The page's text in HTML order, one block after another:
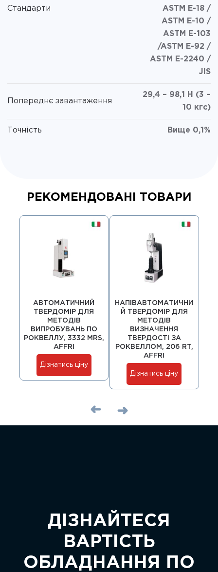
Стандарти
ASTM E-18 /
ASTM E-10 /
ASTM E-103
/ASTM E-92 /
ASTM E-2240 /
JIS
Попереднє завантаження
29,4 – 98,1 Н (3 –
10 кгс)
Точність Вище 0,1%
РЕКОМЕНДОВАНІ ТОВАРИ
АВТОМАТИЧНИЙ
ТВЕРДОМІР ДЛЯ
МЕТОДІВ
ВИПРОБУВАНЬ ПО
РОКВЕЛЛУ, 3332 MRS,
AFFRI
Дізнатись ціну
НАПІВАВТОМАТИЧНИ
Й ТВЕРДОМІР ДЛЯ
МЕТОДІВ
ВИЗНАЧЕННЯ
ТВЕРДОСТІ ЗА
РОКВЕЛЛОМ, 206 RT,
AFFRI
Дізнатись ціну
ДІЗНАЙТЕСЯ
ВАРТІСТЬ
ОБЛАДНАННЯ ПО